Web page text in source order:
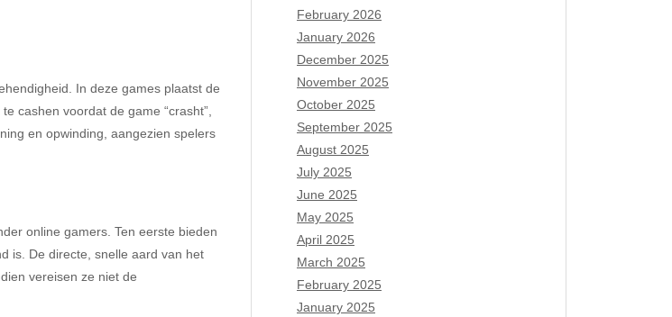
In deze games plaatst de
cashen voordat de game “crasht”,
en opwinding, aangezien spelers
online gamers. Ten eerste bieden
is. De directe, snelle aard van het
vereisen ze niet de
February 2026
January 2026
December 2025
November 2025
October 2025
September 2025
August 2025
July 2025
June 2025
May 2025
April 2025
March 2025
February 2025
January 2025